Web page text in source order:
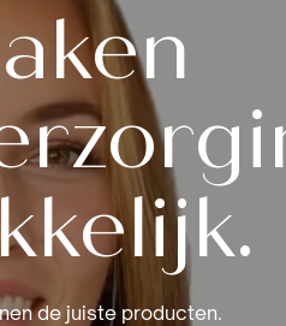
de juiste producten.